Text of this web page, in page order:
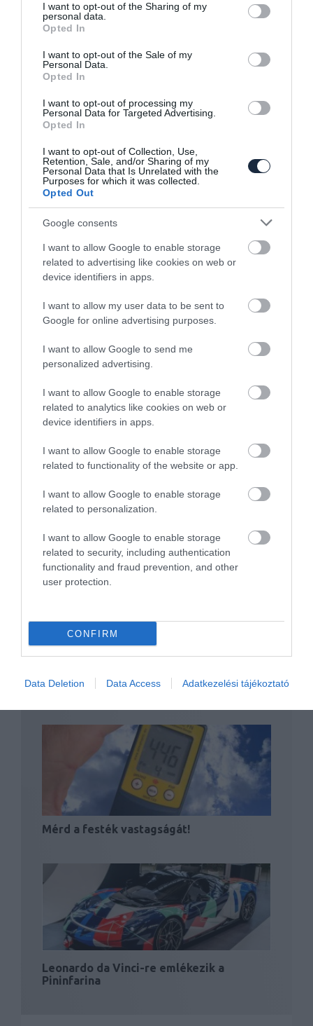
not limited to your visit or usage behaviour. You may click to
grant or deny consent to Google and its third-party tags to
use your data for below specified purposes in below Google
consent section.
I want to opt-out of the Sharing of my
personal data.
Opted In
I want to opt-out of the Sale of my
Personal Data.
Opted In
I want to opt-out of processing my
Personal Data for Targeted Advertising.
Opted In
I want to opt-out of Collection, Use,
Retention, Sale, and/or Sharing of my
Personal Data that Is Unrelated with the
Purposes for which it was collected.
Opted Out
Google consents
I want to allow Google to enable storage
related to advertising like cookies on web or
device identifiers in apps.
I want to allow my user data to be sent to
Google for online advertising purposes.
I want to allow Google to send me
personalized advertising.
I want to allow Google to enable storage
related to analytics like cookies on web or
device identifiers in apps.
I want to allow Google to enable storage
related to functionality of the website or app.
I want to allow Google to enable storage
related to personalization.
I want to allow Google to enable storage
related to security, including authentication
functionality and fraud prevention, and other
user protection.
CONFIRM
Data Deletion Data Access Adatkezelési tájékoztató
Homokfutóként született újjá a
Lamborghini Huracán
Maseratit Maseratinak
Ujjlenyomatos lett a Porsche, ráadásul
kimondottan drágán
Személyre szabhatóbb lesz a DS
Digitális rendszámtáblával erősít jövőre
Amerika
Mérd a festék vastagságát!
Leonardo da Vinci-re emlékezik a
Pininfarina